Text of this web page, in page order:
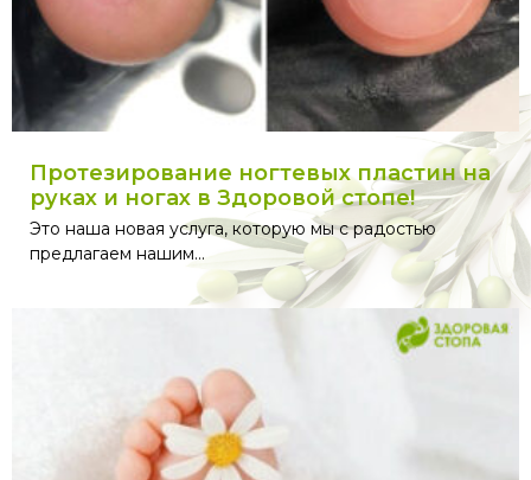
Протезирование ногтевых пластин на
руках и ногах в Здоровой стопе!
Это наша новая услуга, которую мы с радостью
предлагаем нашим...